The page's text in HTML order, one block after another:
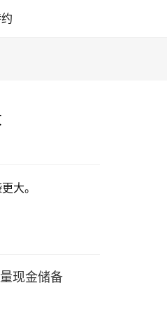
大。
现金储备